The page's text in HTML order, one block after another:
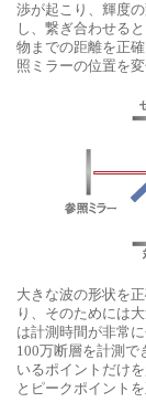
渉が起こり、輝度
し、繋ぎ合わせる
物までの距離を正
照ミラーの位置を
大きな波の形状を
り、そのためには
は計測時間が非常
100万断層を計測
いるポイントだけ
とピークポイント